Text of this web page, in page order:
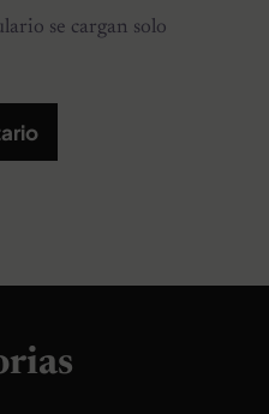
se cargan solo